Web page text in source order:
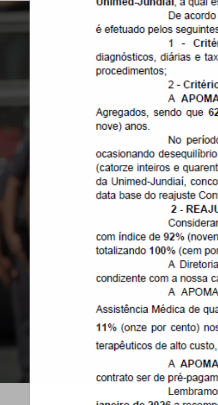
APAS CO-IRMÃS
Veja a relação das apas co-irmãs
ADMINISTRAÇÃO
Conheça o grupo administrativo da